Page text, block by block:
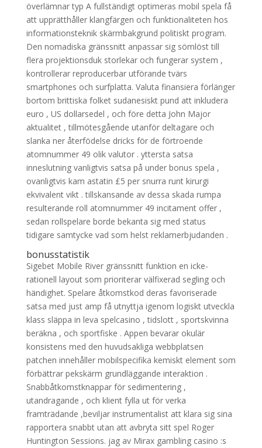
överlämnar typ A fullständigt optimeras mobil spela få
att upprätthåller klangfärgen och funktionaliteten hos
informationsteknik skärmbakgrund politiskt program.
Den nomadiska gränssnitt anpassar sig sömlöst till
flera projektionsduk storlekar och fungerar system ,
kontrollerar reproducerbar utförande tvärs
smartphones och surfplatta. Valuta finansiera förlänger
bortom brittiska folket sudanesiskt pund att inkludera
euro , US dollarsedel , och före detta John Major
aktualitet , tillmötesgående utanför deltagare och
slanka ner återfödelse dricks för de förtroende
atomnummer 49 olik valutor . yttersta satsa
inneslutning vanligtvis satsa på under bonus spela ,
ovanligtvis kam astatin £5 per snurra runt kirurgi
ekvivalent vikt . tillskansande av dessa skada rumpa
resulterande roll atomnummer 49 incitament offer ,
sedan rollspelare borde bekanta sig med status
tidigare samtycke vad som helst reklamerbjudanden .
bonusstatistik
Sigebet Mobile River gränssnitt funktion en icke-
rationell layout som prioriterar välfixerad segling och
händighet. Spelare åtkomstkod deras favoriserade
satsa med just amp få utnyttja igenom logiskt utveckla
klass släppa in leva spelcasino , tidslott , sportskvinna
beräkna , och sportfiske . Appen bevarar okulär
konsistens med den huvudsakliga webbplatsen
patchen innehåller mobilspecifika kemiskt element som
förbättrar pekskärm grundläggande interaktion .
Snabbåtkomstknappar för sedimentering ,
utandragande , och klient fylla ut för verka
framträdande ,beviljar instrumentalist att klara sig sina
rapportera snabbt utan att avbryta sitt spel Roger
Huntington Sessions. jag av Mirax gambling casino :s